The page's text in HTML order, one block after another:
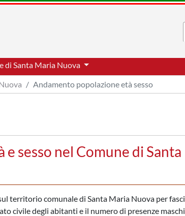
di Santa Maria Nuova
Andamento popolazione età sesso
sesso nel Comune di Santa
territorio comunale di Santa Maria Nuova per
civile degli abitanti e il numero di presenze